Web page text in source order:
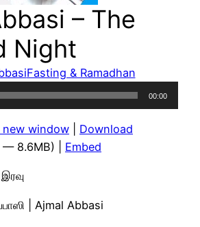
– The
Night
Fasting & Ramadhan
00:00
new window
Download
— 8.6MB) | Embed
| Ajmal Abbasi